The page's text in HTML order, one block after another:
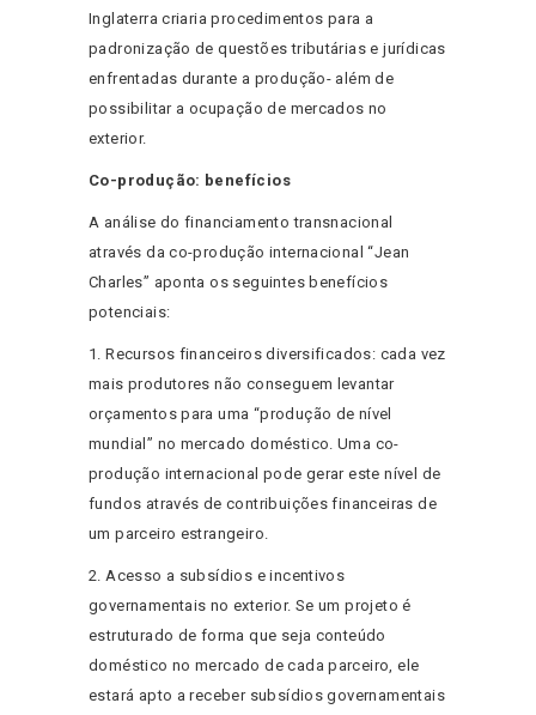
Inglaterra criaria procedimentos para a
padronização de questões tributárias e jurídicas
enfrentadas durante a produção- além de
possibilitar a ocupação de mercados no
exterior.
Co-produção: benefícios
A análise do financiamento transnacional
através da co-produção internacional “Jean
Charles” aponta os seguintes benefícios
potenciais:
1. Recursos financeiros diversificados: cada vez
mais produtores não conseguem levantar
orçamentos para uma “produção de nível
mundial” no mercado doméstico. Uma co-
produção internacional pode gerar este nível de
fundos através de contribuições financeiras de
um parceiro estrangeiro.
2. Acesso a subsídios e incentivos
governamentais no exterior. Se um projeto é
estruturado de forma que seja conteúdo
doméstico no mercado de cada parceiro, ele
estará apto a receber subsídios governamentais